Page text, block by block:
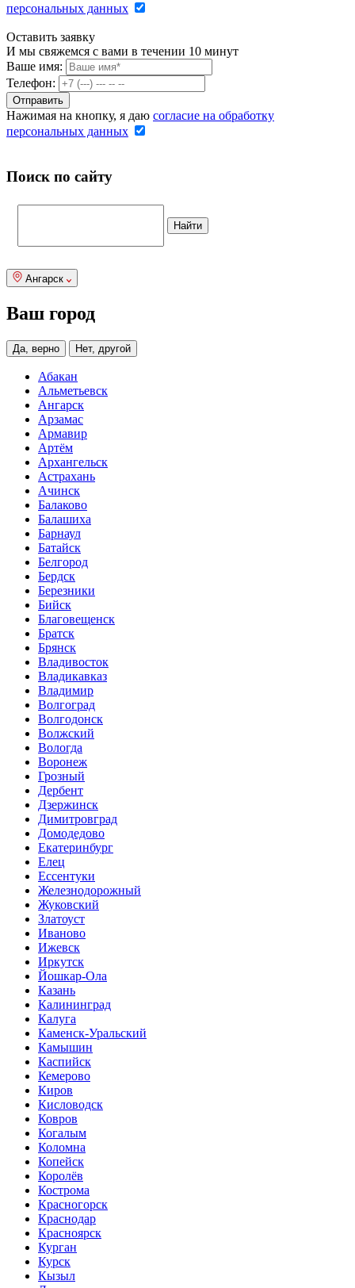
персональных данных
Оставить заявку
И мы свяжемся с вами в течении 10 минут
Ваше имя:
Телефон:
Нажимая на кнопку, я даю согласие на обработку
персональных данных
Поиск по сайту
Ангарск
Ваш город
Да, верно Нет, другой
Абакан
Альметьевск
Ангарск
Арзамас
Армавир
Артём
Архангельск
Астрахань
Ачинск
Балаково
Балашиха
Барнаул
Батайск
Белгород
Бердск
Березники
Бийск
Благовещенск
Братск
Брянск
Владивосток
Владикавказ
Владимир
Волгоград
Волгодонск
Волжский
Вологда
Воронеж
Грозный
Дербент
Дзержинск
Димитровград
Домодедово
Екатеринбург
Елец
Ессентуки
Железнодорожный
Жуковский
Златоуст
Иваново
Ижевск
Иркутск
Йошкар-Ола
Казань
Калининград
Калуга
Каменск-Уральский
Камышин
Каспийск
Кемерово
Киров
Кисловодск
Ковров
Когалым
Коломна
Копейск
Королёв
Кострома
Красногорск
Краснодар
Красноярск
Курган
Курск
Кызыл